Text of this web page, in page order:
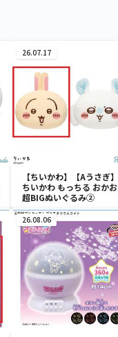
26.07.17
【ちいかわ】【Aうさぎ】
ちいかわ もっちる おかお
超BIGぬいぐるみ②
26.08.06